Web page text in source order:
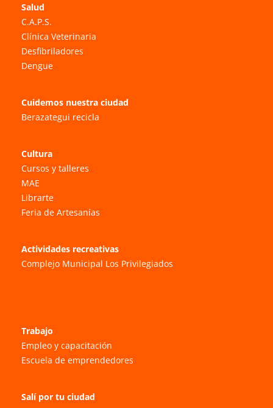
Salud
C.A.P.S.
Clínica Veterinaria
Desfibriladores
Dengue
Cuidemos nuestra ciudad
Berazategui recicla
Cultura
Cursos y talleres
MAE
Librarte
Feria de Artesanías
Actividades recreativas
Complejo Municipal Los Privilegiados
Trabajo
Empleo y capacitación
Escuela de emprendedores
Salí por tu ciudad